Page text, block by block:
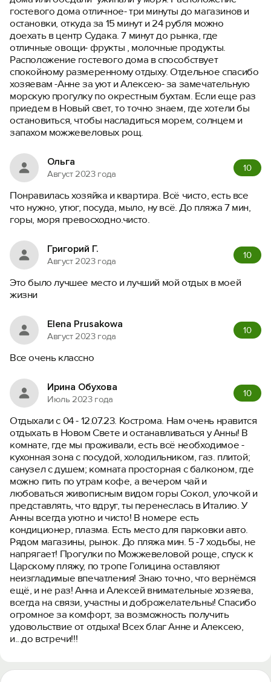
гостевого дома отличное- три минуты до магазинов и
остановки, откуда за 15 минут и 24 рубля можно
доехать в центр Судака. 7 минут до рынка, где
отличные овощи- фрукты , молочные продукты.
Расположение гостевого дома в способствует
спокойному размеренному отдыху. Отдельное спасибо
хозяевам -Анне за уют и Алексею- за замечательную
морскую прогулку по окрестным бухтам. Если еще раз
приедем в Новый свет, то точно знаем, где хотели бы
остановиться, чтобы насладиться морем, солнцем и
запахом можжевеловых рощ.
Ольга
Август 2023 года
10
Понравилась хозяйка и квартира. Всё чисто, есть все
что нужно, утюг, посуда, мыло, ну всё. До пляжа 7 мин,
горы, моря превосходно.чисто.
Григорий Г.
Август 2023 года
10
Это было лучшее место и лучший мой отдых в моей
жизни
Elena Prusakowa
Август 2023 года
10
Все очень классно
Ирина Обухова
Июль 2023 года
10
Отдыхали с 04 - 12.07.23. Кострома. Нам очень нравится
отдыхать в Новом Свете и останавливаться у Анны! В
комнате, где мы проживали, есть всё необходимое -
кухонная зона с посудой, холодильником, газ. плитой;
санузел с душем; комната просторная с балконом, где
можно пить по утрам кофе, а вечером чай и
любоваться живописным видом горы Сокол, улочкой и
представлять, что вдруг, ты перенеслась в Италию. У
Анны всегда уютно и чисто! В номере есть
кондиционер, плазма. Есть место для парковки авто.
Рядом магазины, рынок. До пляжа мин. 5 -7 ходьбы, не
напрягает! Прогулки по Можжевеловой роще, спуск к
Царскому пляжу, по тропе Голицина оставляют
неизгладимые впечатления! Знаю точно, что вернёмся
ещё, и не раз! Анна и Алексей внимательные хозяева,
всегда на связи, участны и доброжелательны! Спасибо
огромное за комфорт, за возможность получить
удовольствие от отдыха! Всех благ Анне и Алексею,
и...до встречи!!!
Вход на сайт
Войти или Зарегистрироваться
Войти